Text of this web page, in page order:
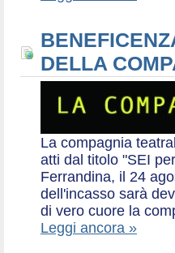
DELLA
La compagnia
atti dal titolo "SEI
Ferrandina, il 24
dell'incasso sarà
di vero cuore la
Leggi ancora »